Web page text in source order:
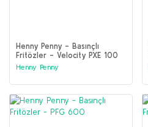
Henny Penny - Basınçlı
Fritözler - Velocity PXE 100
Henny Penny